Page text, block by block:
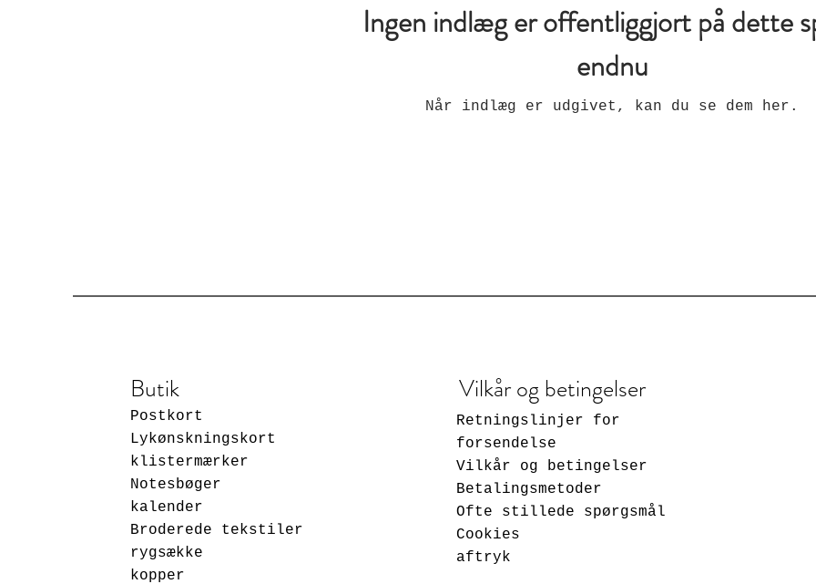
Ingen indlæg er offentliggjort på dette
endnu
Når indlæg er udgivet, kan du se dem her.
Butik
Postkort
Lykønskningskort
klistermærker
Notesbøger
kalender
Broderede tekstiler
rygsække
kopper
Vilkår og betingelser
Retningslinjer for
forsendelse
Vilkår og betingelser
Betalingsmetoder
Ofte stillede spørgsmål
Cookies
aftryk